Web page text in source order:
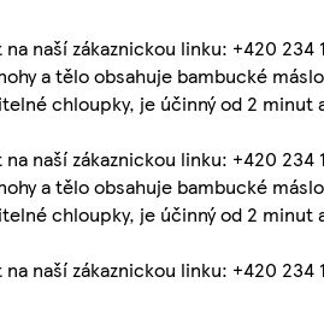
naší zákaznickou linku: +420
a tělo obsahuje bambucké
chloupky, je účinný od 2
naší zákaznickou linku: +420
a tělo obsahuje bambucké
chloupky, je účinný od 2
naší zákaznickou linku: +420